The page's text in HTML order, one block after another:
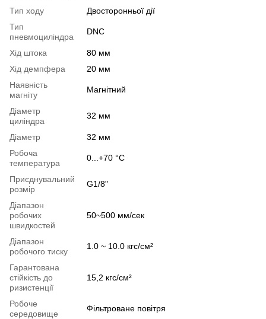
Тип ходу
Двосторонньої дії
Тип
пневмоциліндра
DNC
Хід штока
80 мм
Хід демпфера
20 мм
Наявність
магніту
Магнітний
Діаметр
циліндра
32 мм
Діаметр
32 мм
Робоча
температура
0...+70 °С
Приєднувальний
розмір
G1/8"
Діапазон
робочих
швидкостей
50~500 мм/сек
Діапазон
робочого тиску
1.0 ~ 10.0 кгс/см²
Гарантована
стійкість до
ризистенції
15,2 кгс/см²
Робоче
середовище
Фільтроване повітря